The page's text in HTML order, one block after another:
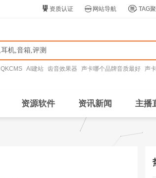
 资质认证  网站导航  TAG
QKCMS AI建站 齿音效果器 声卡哪个品牌音质最好 声
资源软件 资讯新闻 主播